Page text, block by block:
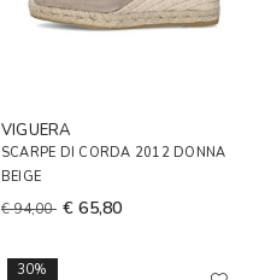
VIGUERA
SCARPE DI CORDA 2012 DONNA
BEIGE
€ 94,00 € 65,80
30%